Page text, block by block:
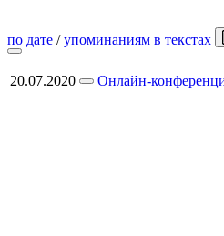
по дате /упоминаниям в текстах
20.07.2020 Онлайн-